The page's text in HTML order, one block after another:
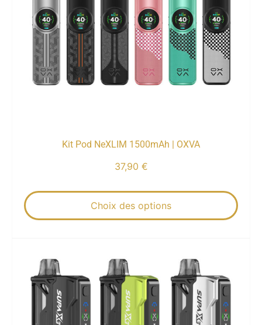
Kit Pod NeXLIM 1500mAh | OXVA
37,90 €
Choix des options